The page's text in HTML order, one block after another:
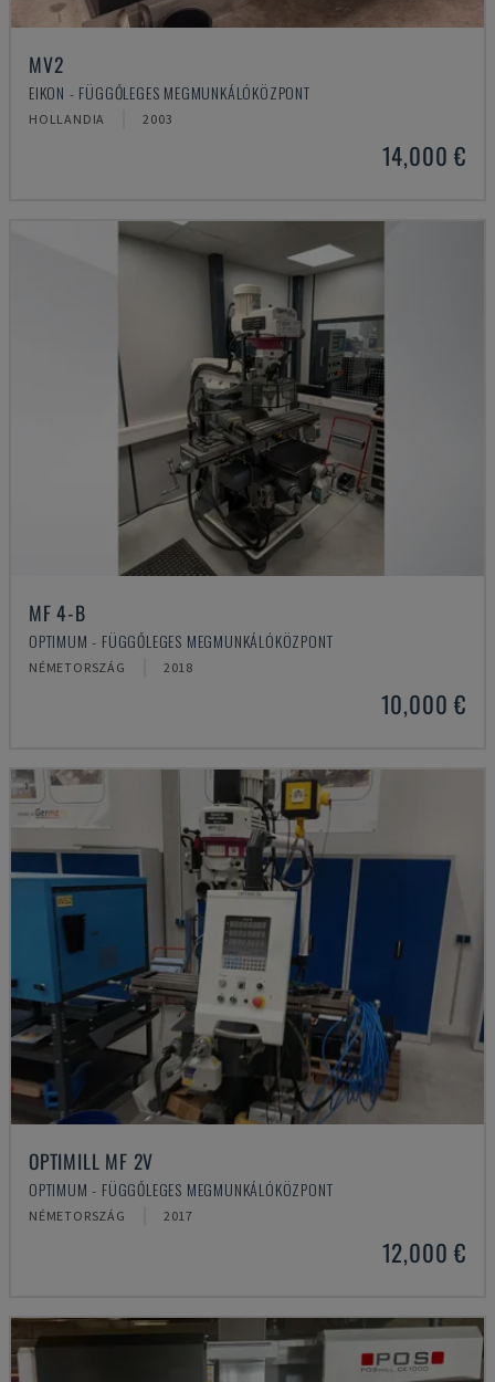
MV2
EIKON - FÜGGŐLEGES MEGMUNKÁLÓKÖZPONT
HOLLANDIA 2003
14,000 €
MF 4-B
OPTIMUM - FÜGGŐLEGES MEGMUNKÁLÓKÖZPONT
NÉMETORSZÁG 2018
10,000 €
OPTIMILL MF 2V
OPTIMUM - FÜGGŐLEGES MEGMUNKÁLÓKÖZPONT
NÉMETORSZÁG 2017
12,000 €